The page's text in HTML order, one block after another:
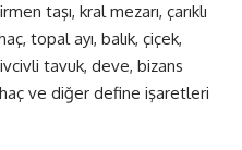
taşı, kral mezarı, çarıklı
topal ayı, balık, çiçek,
tavuk, deve, bizans
ve diğer define işaretleri